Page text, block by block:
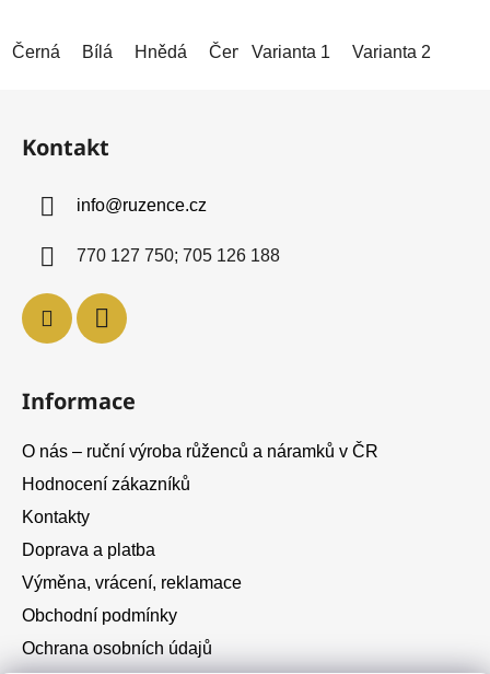
Černá Bílá Hnědá Červená Modrá (tmavá)
Varianta 1 Varianta 2
Kontakt
info@ruzence.cz
770 127 750; 705 126 188
Informace
O nás – ruční výroba růženců a náramků v ČR
Hodnocení zákazníků
Kontakty
Doprava a platba
Výměna, vrácení, reklamace
Obchodní podmínky
Ochrana osobních údajů